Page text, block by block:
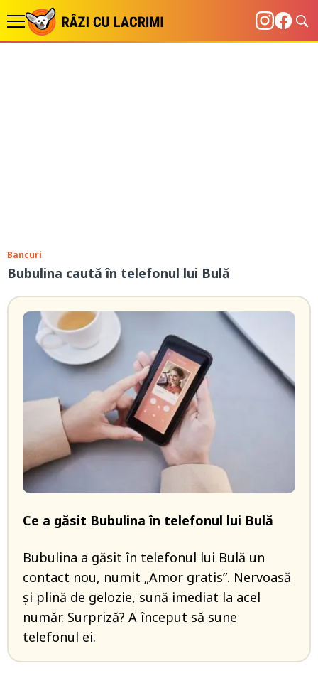
Bancuri
Bubulina caută în telefonul lui Bulă
Ce a găsit Bubulina în telefonul lui Bulă
Bubulina a găsit în telefonul lui Bulă un
contact nou, numit „Amor gratis”. Nervoasă
și plină de gelozie, sună imediat la acel
număr. Surpriză? A început să sune
telefonul ei.